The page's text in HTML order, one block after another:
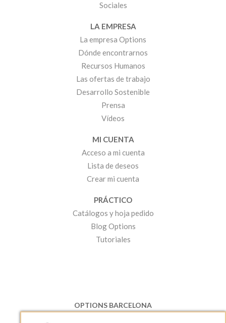
Sociales
LA EMPRESA
La empresa Options
Dónde encontrarnos
Recursos Humanos
Las ofertas de trabajo
Desarrollo Sostenible
Prensa
Vídeos
MI CUENTA
Acceso a mi cuenta
Lista de deseos
Crear mi cuenta
PRÁCTICO
Catálogos y hoja pedido
Blog Options
Tutoriales
OPTIONS BARCELONA